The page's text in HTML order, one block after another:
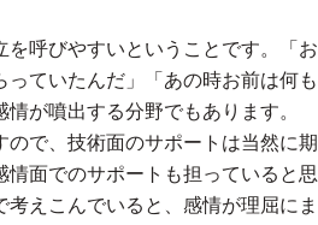
を呼びやすいということです。「お
ていたんだ」「あの時お前は何も
が噴出する分野でもあります。
で、技術面のサポートは当然に期
情面でのサポートも担っていると思
えこんでいると、感情が理屈にま